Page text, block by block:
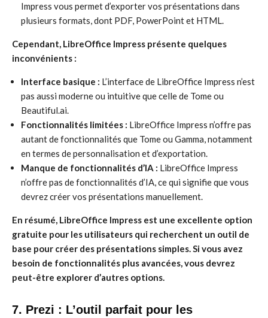
Impress vous permet d’exporter vos présentations dans
plusieurs formats, dont PDF, PowerPoint et HTML.
Cependant, LibreOffice Impress présente quelques
inconvénients :
Interface basique : L’interface de LibreOffice Impress n’est
pas aussi moderne ou intuitive que celle de Tome ou
Beautiful.ai.
Fonctionnalités limitées : LibreOffice Impress n’offre pas
autant de fonctionnalités que Tome ou Gamma, notamment
en termes de personnalisation et d’exportation.
Manque de fonctionnalités d’IA : LibreOffice Impress
n’offre pas de fonctionnalités d’IA, ce qui signifie que vous
devrez créer vos présentations manuellement.
En résumé, LibreOffice Impress est une excellente option
gratuite pour les utilisateurs qui recherchent un outil de
base pour créer des présentations simples. Si vous avez
besoin de fonctionnalités plus avancées, vous devrez
peut-être explorer d’autres options.
7. Prezi : L’outil parfait pour les